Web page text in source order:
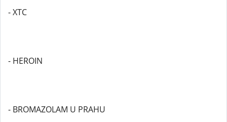
- XTC
- HEROIN
- BROMAZOLAM U PRAHU